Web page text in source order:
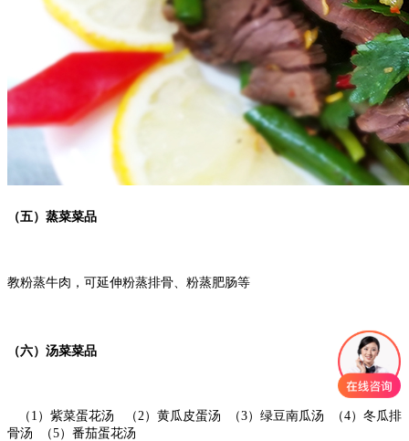
（五）蒸菜菜品
教粉蒸牛肉，可延伸粉蒸排骨、粉蒸肥肠等
（六）汤菜菜品
（1）紫菜蛋花汤 （2）黄瓜皮蛋汤 （3）绿豆南瓜汤 （4）冬瓜排
骨汤 （5）番茄蛋花汤